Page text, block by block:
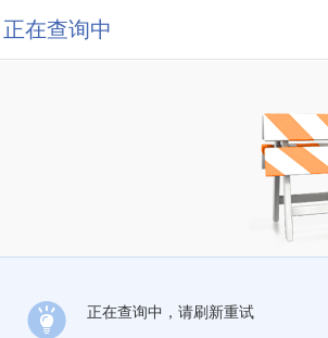
正在查询中
正在查询中，请刷新重试